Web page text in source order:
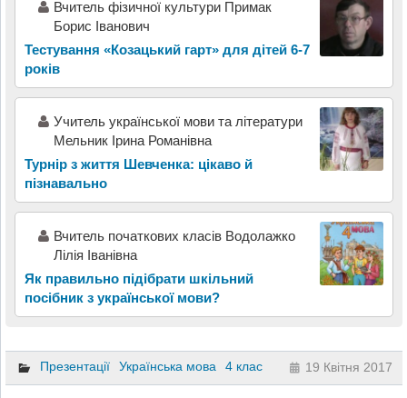
Вчитель фізичної культури Примак
Борис Іванович
Тестування «Козацький гарт» для дітей 6-7
років
Учитель української мови та літератури
Мельник Ірина Романівна
Турнір з життя Шевченка: цікаво й
пізнавально
Вчитель початкових класів Водолажко
Лілія Іванівна
Як правильно підібрати шкільний
посібник з української мови?
Презентації Українська мова 4 клас 19 Квітня 2017